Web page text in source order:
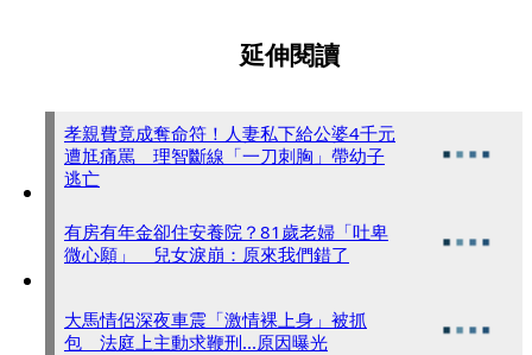
延伸閱讀
孝親費竟成奪命符！人妻私下給公婆4千元
遭尪痛罵 理智斷線「一刀刺胸」帶幼子
逃亡
有房有年金卻住安養院？81歲老婦「吐卑
微心願」 兒女淚崩：原來我們錯了
大馬情侶深夜車震「激情裸上身」被抓
包 法庭上主動求鞭刑...原因曝光